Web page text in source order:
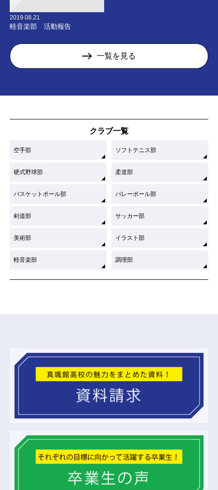
2019.08.21
軽音楽部 活動報告
一覧を見る
クラブ一覧
空手部 ソフトテニス部
硬式野球部 柔道部
バスケットボール部 バレーボール部
剣道部 サッカー部
美術部 イラスト部
軽音楽部 調理部